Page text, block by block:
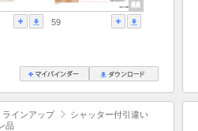
59
ラインアップ
シャッター付引違い
品